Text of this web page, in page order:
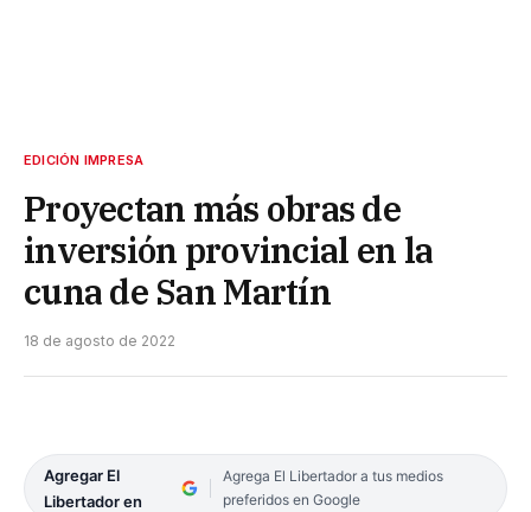
EDICIÓN IMPRESA
Proyectan más obras de
inversión provincial en la
cuna de San Martín
18 de agosto de 2022
Agregar El
Libertador en
Agrega El Libertador a tus medios
preferidos en Google